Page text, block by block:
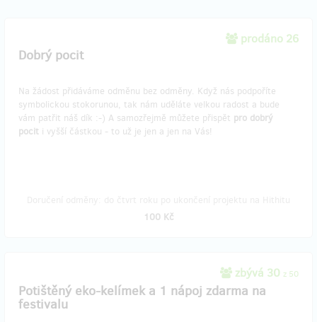
prodáno 26
Dobrý pocit
Na žádost přidáváme odměnu bez odměny. Když nás podpoříte
symbolickou stokorunou, tak nám uděláte velkou radost a bude
vám patřit náš dík :-) A samozřejmě můžete přispět pro dobrý
pocit i vyšší částkou - to už je jen a jen na Vás!
100 Kč
zbývá 30 z 50
Potištěný eko-kelímek a 1 nápoj zdarma na
festivalu